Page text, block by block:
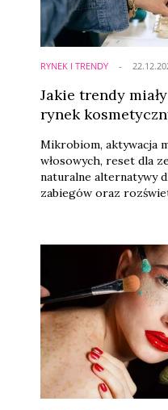
RYNEK I TRENDY
Jakie trendy
rynek
Mikrobiom, aktywacja
włosowych, reset dla
naturalne alternatywy
zabiegów oraz
CosmoTrends, który
Cosmoprof Asia 2022.
pozwala na
wyraźnych trendów i
rynku kosmetycznego
Pacyfiku, ale i reszty